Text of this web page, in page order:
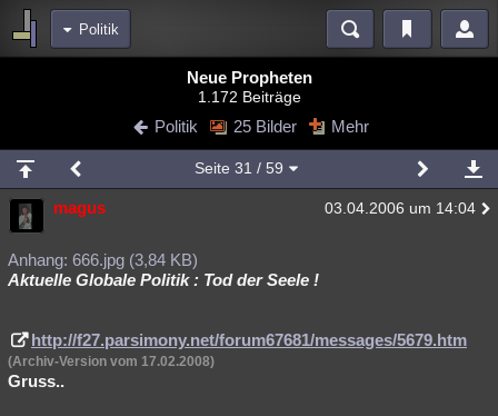
Politik
Blogs Videos
Chat Wiki Neuigkeiten
meine Rubriken
Menschen Mystery Kriminalfälle
Spiritualität Verschwörungen
weitere Rubriken
Philosophie Träume Orte
Neue Propheten
1.172 Beiträge
Politik 25 Bilder Mehr
Seite 31 / 59
magus 03.04.2006 um 14:04
Anhang: 666.jpg (3,84 KB)
Aktuelle Globale Politik : Tod der Seele !
http://f27.parsimony.net/forum67681/messages/5679.htm
(Archiv-Version vom 17.02.2008)
Gruss..